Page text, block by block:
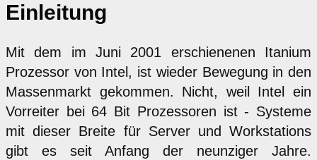
Einleitung
Mit dem im Juni 2001 erschienenen Itanium
Prozessor von Intel, ist wieder Bewegung in den
Massenmarkt gekommen. Nicht, weil Intel ein
Vorreiter bei 64 Bit Prozessoren ist - Systeme
mit dieser Breite für Server und Workstations
gibt es seit Anfang der neunziger Jahre.